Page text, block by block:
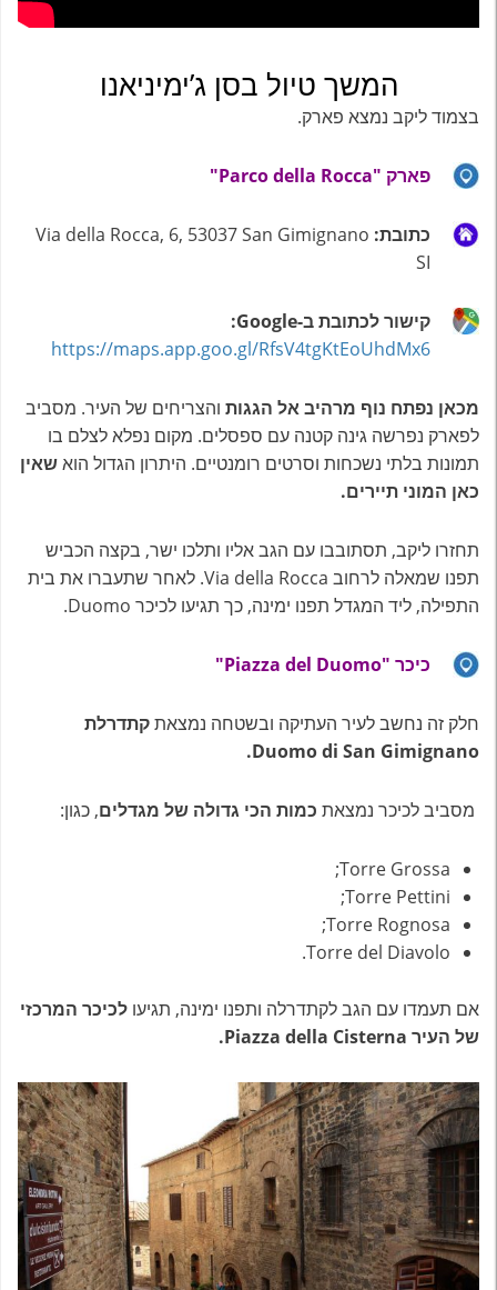
המשך טיול בסן ג’ימיניאנו
בצמוד ליקב נמצא פארק.
פארק "Parco della Rocca"
כתובת: Via della Rocca, 6, 53037 San Gimignano
SI
קישור לכתובת ב-Google:
https://maps.app.goo.gl/RfsV4tgKtEoUhdMx6
מכאן נפתח נוף מרהיב אל הגגות והצריחים של העיר. מסביב
לפארק נפרשה גינה קטנה עם ספסלים. מקום נפלא לצלם בו
תמונות בלתי נשכחות וסרטים רומנטיים. היתרון הגדול הואשאין
כאן המוני תיירים.
תחזרו ליקב, תסתובבו עם הגב אליו ותלכו ישר, בקצה הכביש
תפנו שמאלה לרחוב Via della Rocca. לאחר שתעברו את בית
התפילה, ליד המגדל תפנו ימינה, כך תגיעו לכיכר Duomo.
כיכר "Piazza del Duomo"
חלק זה נחשב לעיר העתיקה ובשטחה נמצאתקתדרלת
Duomo di San Gimignano.
מסביב לכיכר נמצאת כמות הכי גדולה של מגדלים, כגון:
Torre Grossa;
Torre Pettini;
Torre Rognosa;
Torre del Diavolo.
אם תעמדו עם הגב לקתדרלה ותפנו ימינה, תגיעו לכיכר המרכזי
של העיר Piazza della Cisterna.